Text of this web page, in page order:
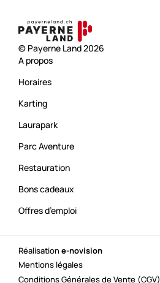
© Payerne Land 2026
A propos
Horaires
Karting
Laurapark
Parc Aventure
Restauration
Bons cadeaux
Offres d’emploi
Réalisation e-novision
Mentions légales
Conditions Générales de Vente (CGV)